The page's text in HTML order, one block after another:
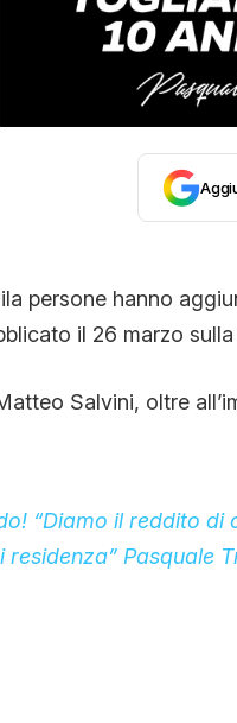
CONTATTI
persone hanno
il 26 marzo
Salvini, oltre
“Diamo il reddito
residenza” Pasquale